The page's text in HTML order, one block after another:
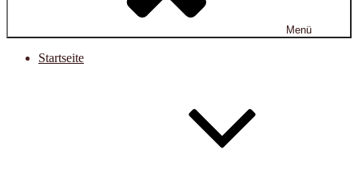
Menü
Startseite